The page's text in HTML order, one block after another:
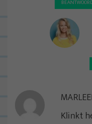
Klinkt